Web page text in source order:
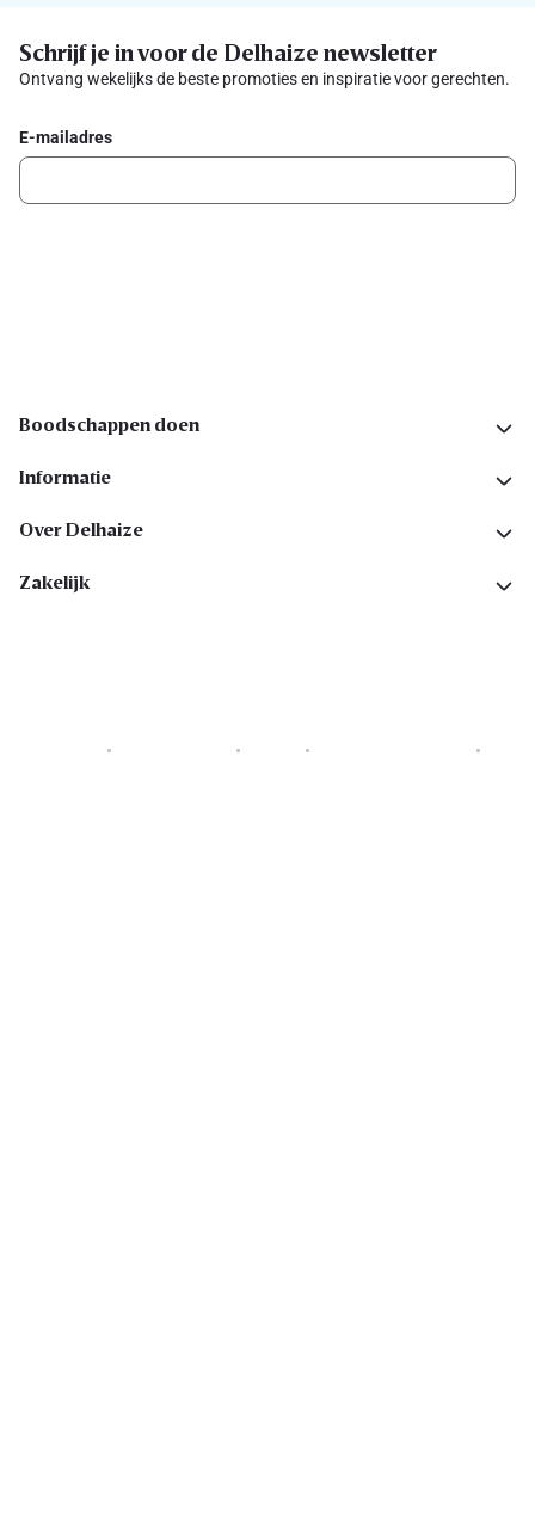
Schrijf je in voor de Delhaize newsletter
Ontvang wekelijks de beste promoties en inspiratie voor gerechten.
E-mailadres
Boodschappen doen
Informatie
Over Delhaize
Zakelijk